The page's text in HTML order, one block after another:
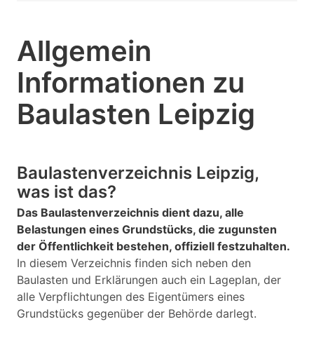
Allgemein
Informationen zu
Baulasten Leipzig
Baulastenverzeichnis Leipzig,
was ist das?
Das Baulastenverzeichnis dient dazu, alle
Belastungen eines Grundstücks, die zugunsten
der Öffentlichkeit bestehen, offiziell festzuhalten.
In diesem Verzeichnis finden sich neben den
Baulasten und Erklärungen auch ein Lageplan, der
alle Verpflichtungen des Eigentümers eines
Grundstücks gegenüber der Behörde darlegt.